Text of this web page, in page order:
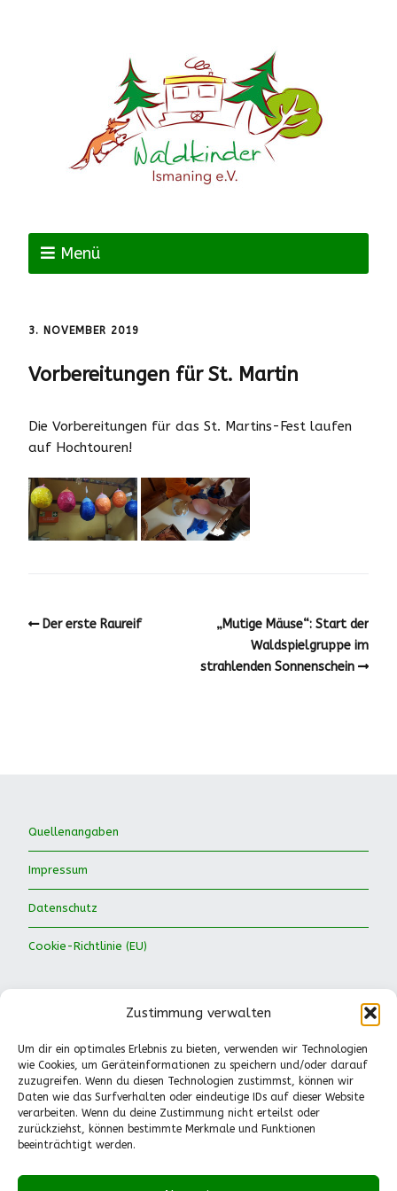
Zustimmung verwalten
Um dir ein optimales Erlebnis zu bieten, verwenden wir Technologien
wie Cookies, um Geräteinformationen zu speichern und/oder darauf
zuzugreifen. Wenn du diesen Technologien zustimmst, können wir
Daten wie das Surfverhalten oder eindeutige IDs auf dieser Website
verarbeiten. Wenn du deine Zustimmung nicht erteilst oder
zurückziehst, können bestimmte Merkmale und Funktionen
beeinträchtigt werden.
Menü
3. NOVEMBER 2019
Vorbereitungen für St. Martin
Die Vorbereitungen für das St. Martins-Fest laufen
auf Hochtouren!
Der erste Raureif
„Mutige Mäuse“: Start der
Waldspielgruppe im
strahlenden Sonnenschein
Quellenangaben
Impressum
Datenschutz
Cookie-Richtlinie (EU)
Waldkinder Ismaning e.V.
Dorfstraße 66
85737 Ismaning
Tel.: 089-41611244
(Mo.-Fr., 13-14.30 Uhr):